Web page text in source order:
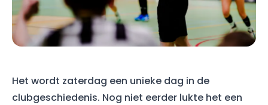
Het wordt zaterdag een unieke dag in de
clubgeschiedenis. Nog niet eerder lukte het een